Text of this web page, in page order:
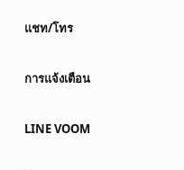
แชท/โทร
การแจ้งเตือน
LINE VOOM